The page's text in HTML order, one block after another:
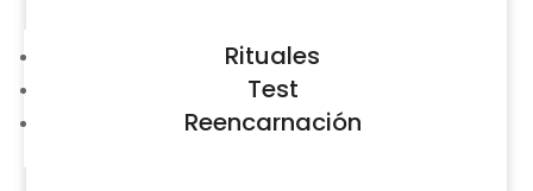
Rituales
Test
Reencarnación